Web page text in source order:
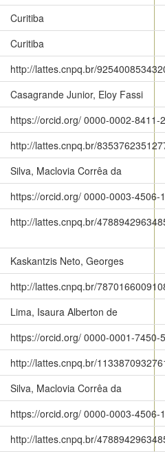
Curitiba
Curitiba
http://lattes.cnpq.br/
Casagrande Junior, Eloy Fassi
https://orcid.org/ 0000-0002-8411-
http://lattes.cnpq.br/
Silva, Maclovia Corrêa da
https://orcid.org/ 0000-0003-4506-
http://lattes.cnpq.br/
Kaskantzis Neto, Georges
http://lattes.cnpq.br/
Lima, Isaura Alberton de
https://orcid.org/ 0000-0001-7450-
http://lattes.cnpq.br/
Silva, Maclovia Corrêa da
https://orcid.org/ 0000-0003-4506-
http://lattes.cnpq.br/